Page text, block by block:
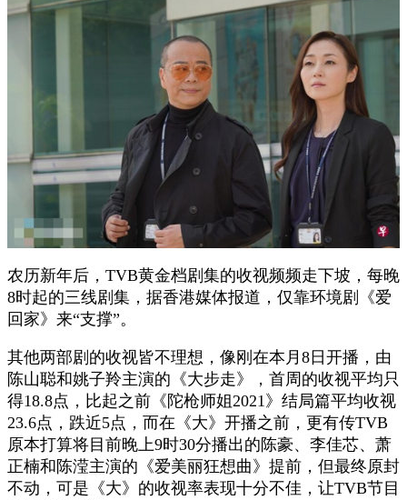
农历新年后，TVB黄金档剧集的收视频频走下坡，每晚
8时起的三线剧集，据香港媒体报道，仅靠环境剧《爱
回家》来“支撑”。
其他两部剧的收视皆不理想，像刚在本月8日开播，由
陈山聪和姚子羚主演的《大步走》，首周的收视平均只
得18.8点，比起之前《陀枪师姐2021》结局篇平均收视
23.6点，跌近5点，而在《大》开播之前，更有传TVB
原本打算将目前晚上9时30分播出的陈豪、李佳芯、萧
正楠和陈滢主演的《爱美丽狂想曲》提前，但最终原封
不动，可是《大》的收视率表现十分不佳，让TVB节目